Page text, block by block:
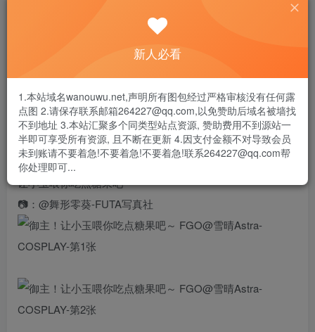
- 百度网盘提示提取码错误，请更换浏览器重试，这是百度网盘版本问
- 遇见解压密码不对、无法解压，请查看《解压教程》
- 资源失效/充值未到账/账号解禁...等问题请《提交工单》
@雪晴Astra-
#fgo##cos#
🎃万圣节陷阱！就是比糖果还要甜的小玉哦！嘿嘿，御主！
让小玉喂你吃点糖果吧～
📷：@舞形零葵-FUTA写真社 ​​​
新人必看
1.本站域名wanouwu.net,声明所有图包经过严格审核没有任何露
点图 2.请保存联系邮箱264227@qq.com,以免赞助后域名被墙找
不到地址 3.本站汇聚多个同类型站点资源, 赞助费用不到源站一
半即可享受所有资源, 且不断在更新 4.因支付金额不对导致会员
未到账请不要着急!不要着急!不要着急!联系264227@qq.com帮
你处理即可...